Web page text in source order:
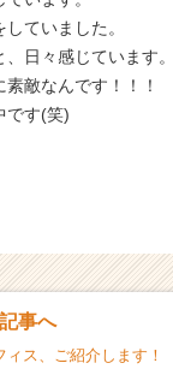
ていました。
日々感じています
敵なんです！！！
です(笑)
事へ
ィス、ご紹介します！